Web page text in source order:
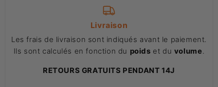
Livraison
Les frais de livraison sont indiqués avant le paiement.
Ils sont calculés en fonction du poids et du volume.
RETOURS GRATUITS PENDANT 14J